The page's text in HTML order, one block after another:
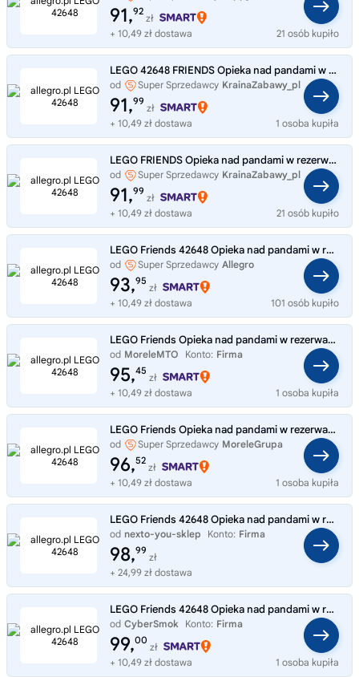
91,92
zł
+ 10,49 zł dostawa
21 osób kupiło
LEGO 42648 FRIENDS Opieka nad pandami w rezerwacie
od Super Sprzedawcy KrainaZabawy_pl
91,99
zł
+ 10,49 zł dostawa
1 osoba kupiła
LEGO FRIENDS Opieka nad pandami w rezerwacie 42648
od Super Sprzedawcy KrainaZabawy_pl
91,99
zł
+ 10,49 zł dostawa
21 osób kupiło
LEGO Friends 42648 Opieka nad pandami w rezerwacie, klocki
od Super Sprzedawcy Allegro
93,95
zł
+ 10,49 zł dostawa
101 osób kupiło
LEGO Friends Opieka nad pandami w rezerwacie (42648)
od MoreleMTO Konto: Firma
95,45
zł
+ 10,49 zł dostawa
1 osoba kupiła
LEGO Friends Opieka nad pandami w rezerwacie (42648)
od Super Sprzedawcy MoreleGrupa
96,52
zł
+ 10,49 zł dostawa
1 osoba kupiła
LEGO Friends 42648 Opieka nad pandami w rezerwacie
od nexto-you-sklep Konto: Firma
98,99
zł
+ 24,99 zł dostawa
LEGO Friends 42648 Opieka nad pandami w rezerwacie
od CyberSmok Konto: Firma
99,00
zł
+ 10,49 zł dostawa
1 osoba kupiła